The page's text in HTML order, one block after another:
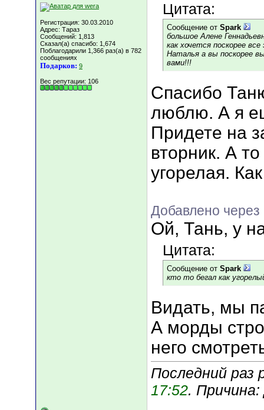
Регистрация: 30.03.2010
Адрес: Тараз
Сообщений: 1,813
Сказал(а) спасибо: 1,674
Поблагодарили 1,366 раз(а) в 782
сообщениях
Подарков: 9
Вес репутации: 106
Цитата:
Сообщение от Spark
большое Алене
как хочется поскорее
Наталья а вы поскорее
вами!!!
Спасибо
люблю. А я
Придете на
вторник. А
угорелая.
Добавлено
Ой, Тань, у
Цитата:
Сообщение от Spark
кто то бегал как
Видать, мы
А морды
него
Последний раз
17:52.